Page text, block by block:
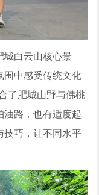
城白云山核心景
围中感受传统文化
了肥城山野与佛桃
油路，也有适度起
技巧，让不同水平